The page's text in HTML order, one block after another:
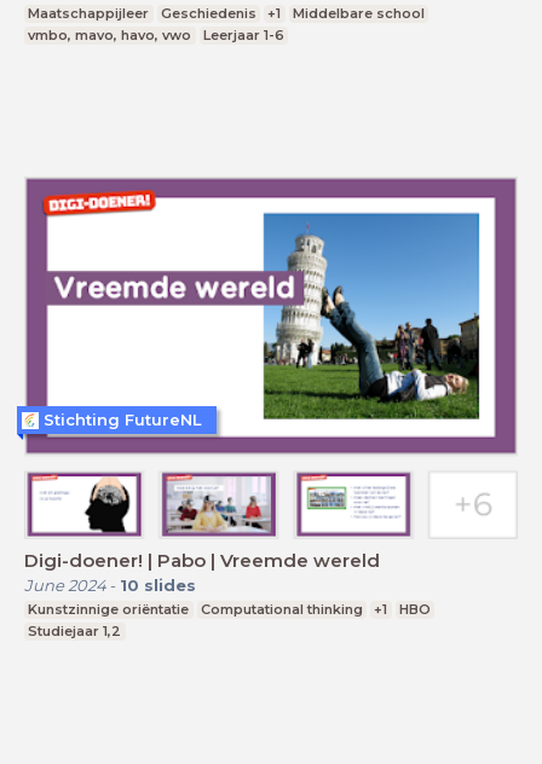
Maatschappijleer Geschiedenis +1
Middelbare school
vmbo, mavo, havo, vwo
Leerjaar 1-6
Digi-doener! | Pabo | Vreemde wereld
June 2024- 10 slides
Kunstzinnige oriëntatie Computational thinking +1
HBO
Studiejaar 1,2
Stichting FutureNL